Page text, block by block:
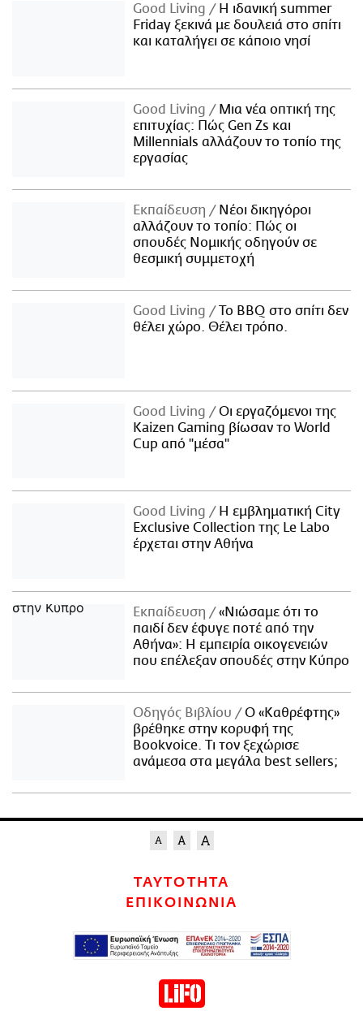
Good Living
Η ιδανική summer
Friday ξεκινά με δουλειά στο σπίτι
και καταλήγει σε κάποιο νησί
Good Living
Μια νέα οπτική της
επιτυχίας: Πώς Gen Zs και
Millennials αλλάζουν το τοπίο της
εργασίας
Εκπαίδευση
Νέοι δικηγόροι
αλλάζουν το τοπίο: Πώς οι
σπουδές Νομικής οδηγούν σε
θεσμική συμμετοχή
Good Living
Το BBQ στο σπίτι δεν
θέλει χώρο. Θέλει τρόπο.
Good Living
Οι εργαζόμενοι της
Kaizen Gaming βίωσαν το World
Cup από "μέσα"
Good Living
Η εμβληματική City
Exclusive Collection της Le Labo
έρχεται στην Αθήνα
Εκπαίδευση
«Νιώσαμε ότι το
παιδί δεν έφυγε ποτέ από την
Αθήνα»: Η εμπειρία οικογενειών
που επέλεξαν σπουδές στην Κύπρο
Οδηγός Βιβλίου
Ο «Καθρέφτης»
βρέθηκε στην κορυφή της
Bookvoice. Τι τον ξεχώρισε
ανάμεσα στα μεγάλα best sellers;
ΤΑΥΤΟΤΗΤΑ
ΕΠΙΚΟΙΝΩΝΙΑ